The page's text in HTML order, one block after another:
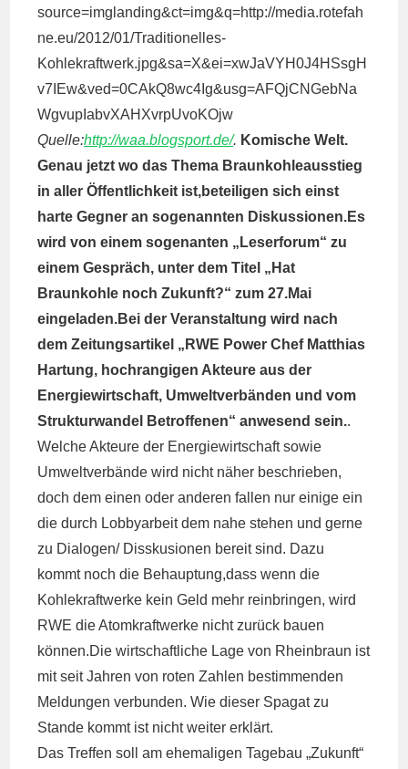
Quelle:http://waa.blogsport.de/. Komische Welt.
Genau jetzt wo das Thema Braunkohleausstieg
in aller Öffentlichkeit ist,beteiligen sich einst
harte Gegner an sogenannten Diskussionen.Es
wird von einem sogenanten „Leserforum“ zu
einem Gespräch, unter dem Titel „Hat
Braunkohle noch Zukunft?“ zum 27.Mai
eingeladen.Bei der Veranstaltung wird nach
dem Zeitungsartikel „RWE Power Chef Matthias
Hartung, hochrangigen Akteure aus der
Energiewirtschaft, Umweltverbänden und vom
Strukturwandel Betroffenen“ anwesend sein..
Welche Akteure der Energiewirtschaft sowie
Umweltverbände wird nicht näher beschrieben,
doch dem einen oder anderen fallen nur einige ein
die durch Lobbyarbeit dem nahe stehen und gerne
zu Dialogen/ Disskusionen bereit sind. Dazu
kommt noch die Behauptung,dass wenn die
Kohlekraftwerke kein Geld mehr reinbringen, wird
RWE die Atomkraftwerke nicht zurück bauen
können.Die wirtschaftliche Lage von Rheinbraun ist
mit seit Jahren von roten Zahlen bestimmenden
Meldungen verbunden. Wie dieser Spagat zu
Stande kommt ist nicht weiter erklärt.
Das Treffen soll am ehemaligen Tagebau „Zukunft“